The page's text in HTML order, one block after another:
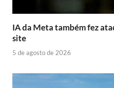
IA da Meta também fez
site
5 de agosto de 2026